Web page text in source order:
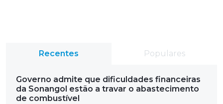
Recentes Populares
Governo admite que dificuldades financeiras
da Sonangol estão a travar o abastecimento
de combustível